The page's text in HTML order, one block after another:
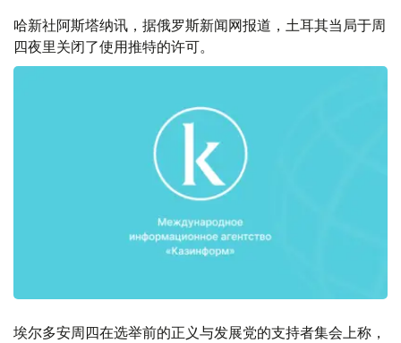
哈新社阿斯塔纳讯，据俄罗斯新闻网报道，土耳其当局于周
四夜里关闭了使用推特的许可。
埃尔多安周四在选举前的正义与发展党的支持者集会上称，